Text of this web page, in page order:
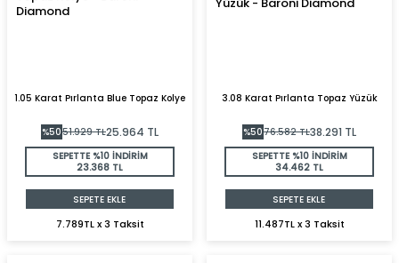
1.05 Karat Pırlanta Blue Topaz Kolye
%5051.929TL25.964 TL
SEPETTE %10 İNDİRİM
23.368 TL
SEPETE EKLE
7.789TL x 3 Taksit
3.08 Karat Pırlanta Topaz Yüzük
%5076.582TL38.291 TL
SEPETTE %10 İNDİRİM
34.462 TL
SEPETE EKLE
11.487TL x 3 Taksit